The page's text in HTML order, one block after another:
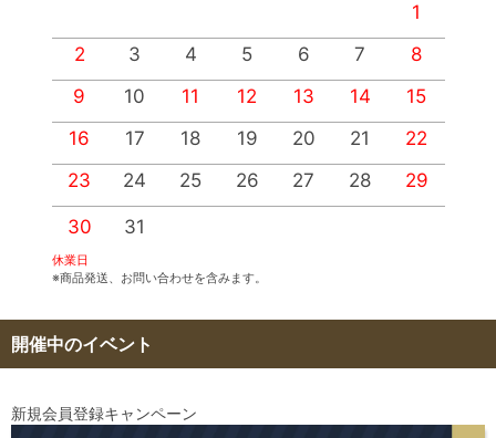
1
2
3 4 5 6 7
8
9
10 11 12 13 14
15
16
17 18 19 20 21
22
23
24 25 26 27 28 29
30 31
休業日
※商品発送、お問い合わせを含みます。
開催中のイベント
新規会員登録キャンペーン